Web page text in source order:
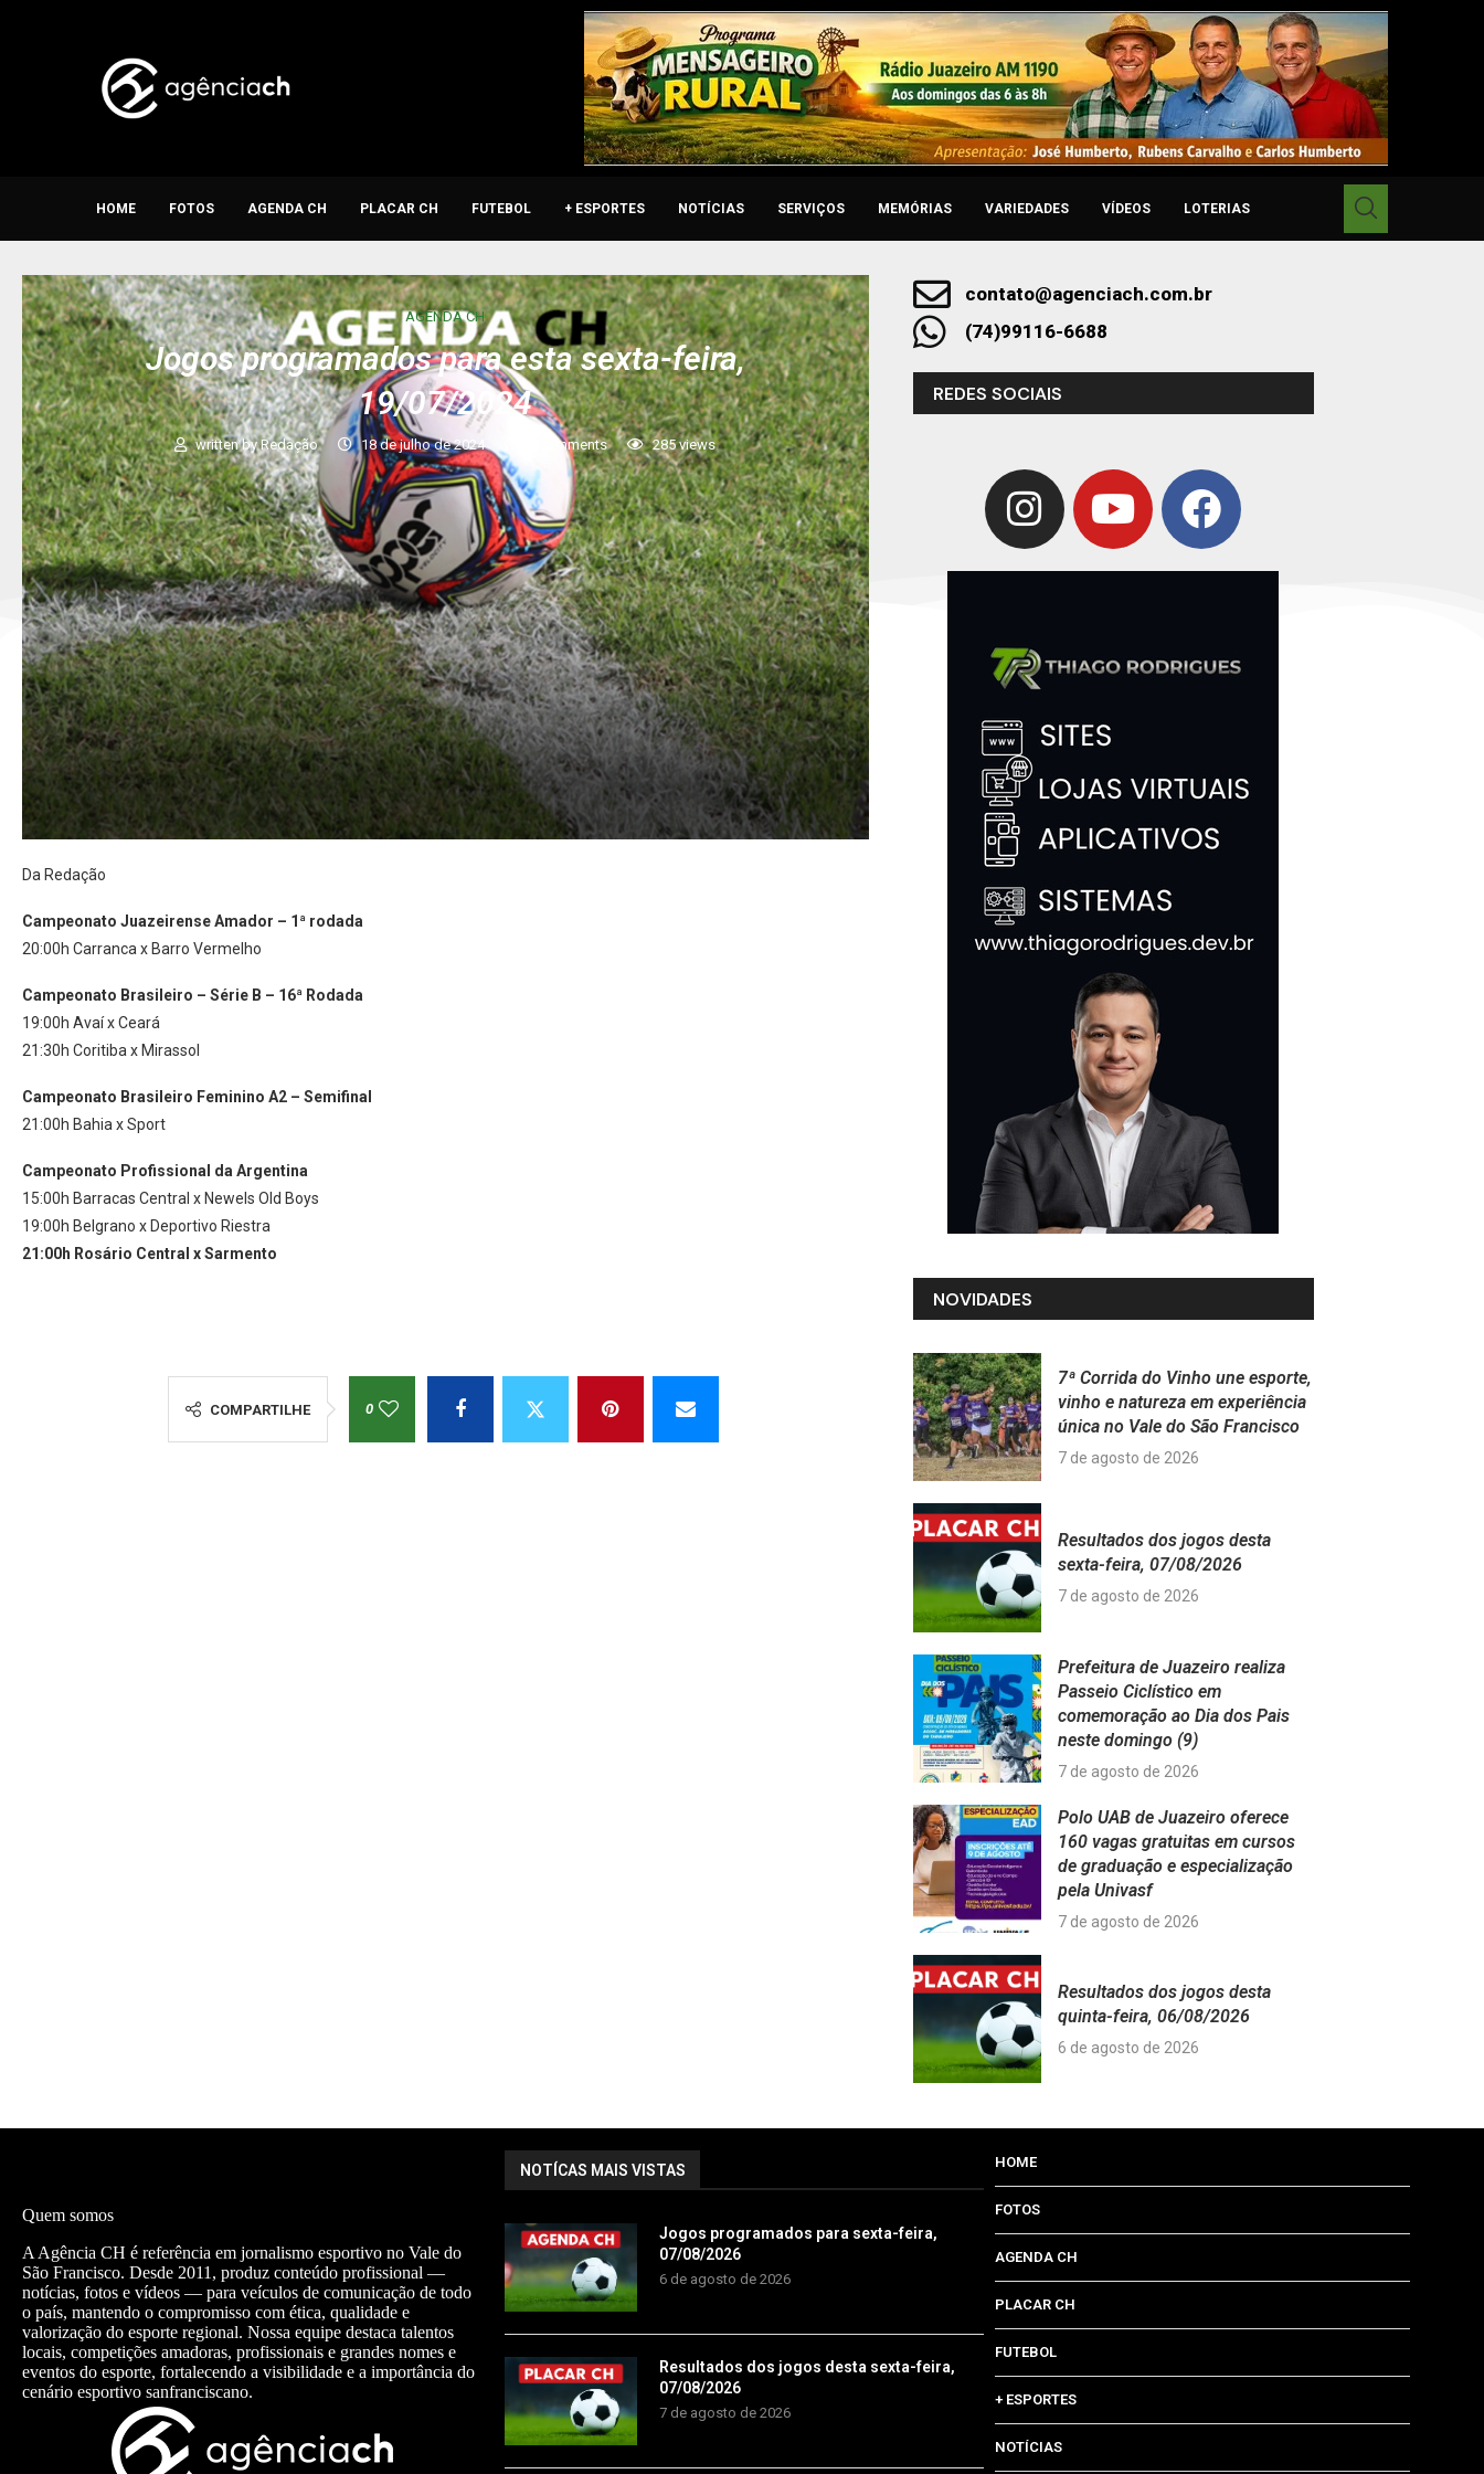
HOME FOTOS AGENDA CH PLACAR CH FUTEBOL + ESPORTES NOTÍCIAS SERVIÇOS MEMÓRIAS VARIEDADES VÍDEOS LOTERIAS
AGENDA CH
Jogos programados para esta sexta-feira,
19/07/2024
written byRedação 18 de julho de 2024 0 comments 285views
Da Redação
Campeonato Juazeirense Amador – 1ª rodada
20:00h Carranca x Barro Vermelho
Campeonato Brasileiro – Série B – 16ª Rodada
19:00h Avaí x Ceará
21:30h Coritiba x Mirassol
Campeonato Brasileiro Feminino A2 – Semifinal
21:00h Bahia x Sport
Campeonato Profissional da Argentina
15:00h Barracas Central x Newels Old Boys
19:00h Belgrano x Deportivo Riestra
21:00h Rosário Central x Sarmento
COMPARTILHE 0
contato@agenciach.com.br
(74)99116-6688
REDES SOCIAIS
NOVIDADES
7ª Corrida do Vinho une esporte,
vinho e natureza em experiência
única no Vale do São Francisco
7 de agosto de 2026
Resultados dos jogos desta
sexta-feira, 07/08/2026
7 de agosto de 2026
Prefeitura de Juazeiro realiza
Passeio Ciclístico em
comemoração ao Dia dos Pais
neste domingo (9)
7 de agosto de 2026
Polo UAB de Juazeiro oferece
160 vagas gratuitas em cursos
de graduação e especialização
pela Univasf
7 de agosto de 2026
Resultados dos jogos desta
quinta-feira, 06/08/2026
6 de agosto de 2026
Quem somos
A Agência CH é referência em jornalismo esportivo no Vale do
São Francisco. Desde 2011, produz conteúdo profissional —
notícias, fotos e vídeos — para veículos de comunicação de todo
o país, mantendo o compromisso com ética, qualidade e
valorização do esporte regional. Nossa equipe destaca talentos
locais, competições amadoras, profissionais e grandes nomes e
eventos do esporte, fortalecendo a visibilidade e a importância do
cenário esportivo sanfranciscano.
NOTÍCAS MAIS VISTAS
Jogos programados para sexta-feira,
07/08/2026
6 de agosto de 2026
Resultados dos jogos desta sexta-feira,
07/08/2026
7 de agosto de 2026
HOME
FOTOS
AGENDA CH
PLACAR CH
FUTEBOL
+ ESPORTES
NOTÍCIAS